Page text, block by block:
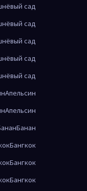
сад
сад
сад
сад
сад
Апельсин
Апельсин
Банан
Бангкок
Бангкок
Бангкок